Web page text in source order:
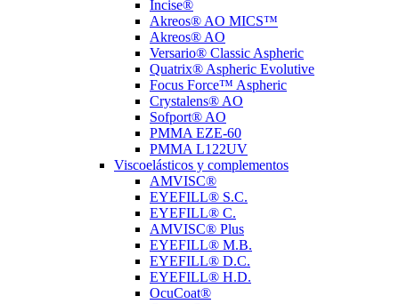
Incise®
Akreos® AO MICS™
Akreos® AO
Versario® Classic Aspheric
Quatrix® Aspheric Evolutive
Focus Force™ Aspheric
Crystalens® AO
Sofport® AO
PMMA EZE-60
PMMA L122UV
Viscoelásticos y complementos
AMVISC®
EYEFILL® S.C.
EYEFILL® C.
AMVISC® Plus
EYEFILL® M.B.
EYEFILL® D.C.
EYEFILL® H.D.
OcuCoat®